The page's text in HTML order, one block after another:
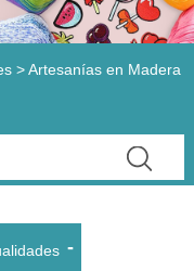
>Artesanías en Madera